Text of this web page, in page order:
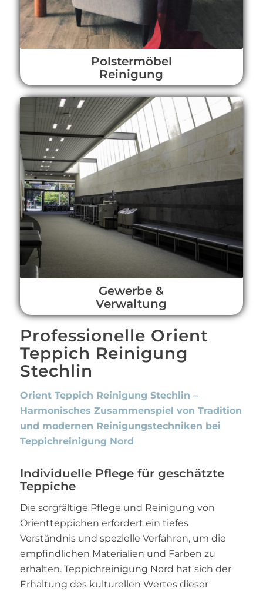
Polstermöbel
Reinigung
Gewerbe &
Verwaltung
Professionelle Orient
Teppich Reinigung
Stechlin
Orient Teppich Reinigung Stechlin –
Harmonisches Zusammenspiel von Tradition
und modernen Reinigungstechniken bei
Teppichreinigung Nord
Individuelle Pflege für geschätzte
Teppiche
Die sorgfältige Pflege und Reinigung von
Orientteppichen erfordert ein tiefes
Verständnis und spezielle Verfahren, um die
empfindlichen Materialien und Farben zu
erhalten. Teppichreinigung Nord hat sich der
Erhaltung des kulturellen Wertes dieser